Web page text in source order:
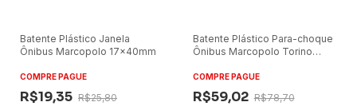
Batente Plástico Janela
Ônibus Marcopolo 17x40mm
COMPRE PAGUE
R$19,35 R$25,80
Batente Plástico Para-choque
Ônibus Marcopolo Torino
COMPRE PAGUE
R$59,02 R$78,70